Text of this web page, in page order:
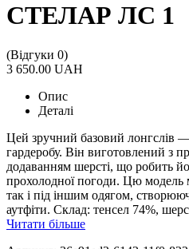
СТЕЛАР ЛС 1
(Відгуки 0)
3 650.00 UAH
Опис
Деталі
Цей зручний базовий лонгслів
гардеробу. Він виготовлений з
додаванням шерсті, що робить
прохолодної погоди. Цю модель
так і під іншим одягом,
аутфіти. Склад: тенсел 74%,
Читати більше